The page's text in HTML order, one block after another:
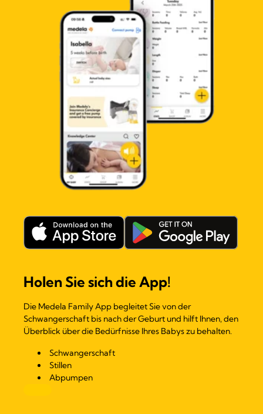
Holen Sie sich die App!
Die Medela Family App begleitet Sie von der
Schwangerschaft bis nach der Geburt und hilft Ihnen, den
Überblick über die Bedürfnisse Ihres Babys zu behalten.
Schwangerschaft
Stillen
Abpumpen